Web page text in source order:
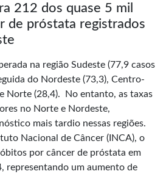
212 dos quase 5 mil
de próstata registrados
na região Sudeste (77,9 casos
do Nordeste (73,3), Centro-
Norte (28,4). No entanto, as taxas
no Norte e Nordeste,
mais tardio nessas regiões.
Nacional de Câncer (INCA), o
por câncer de próstata em
representando um aumento de